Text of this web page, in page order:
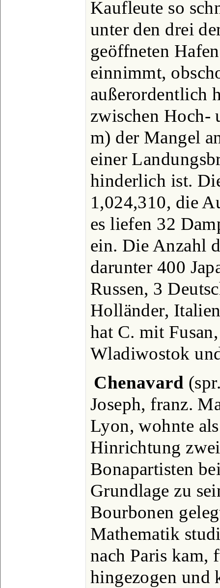
Kaufleute so
unter den drei
geöffneten
einnimmt,
außerordentlich
zwischen Hoch-
m) der Mangel
einer
hinderlich ist.
1,024,310, die
es liefen 32
ein. Die Anzahl
darunter 400
Russen, 3
Holländer,
hat C. mit
Wladiwostok
Chenavard
Joseph, franz.
Lyon, wohnte
Hinrichtung
Bonapartisten
Grundlage zu
Bourbonen
Mathematik
nach Paris kam,
hingezogen und